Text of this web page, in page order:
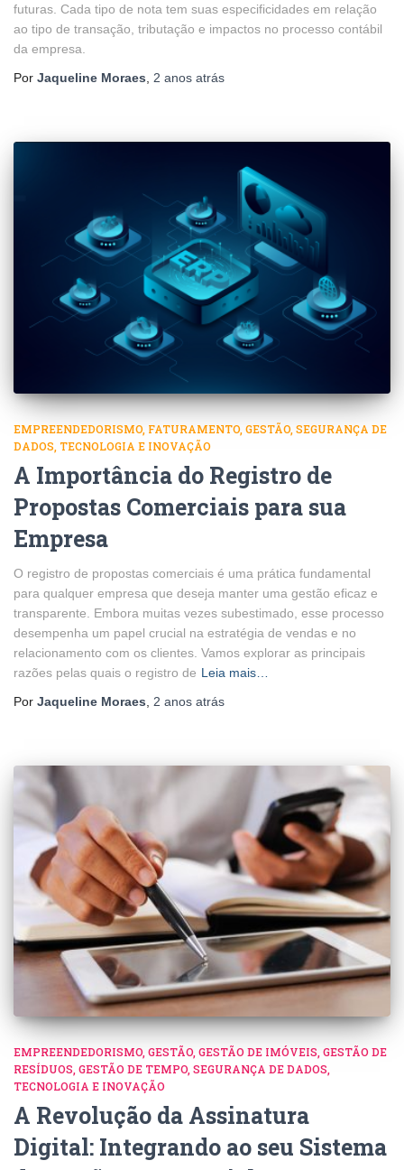
futuras. Cada tipo de nota tem suas especificidades em relação
ao tipo de transação, tributação e impactos no processo contábil
da empresa.
Por Jaqueline Moraes 2 anos atrás
EMPREENDEDORISMO FATURAMENTO GESTÃO SEGURANÇA DE
DADOS TECNOLOGIA E INOVAÇÃO
A Importância do Registro de
Propostas Comerciais para sua
Empresa
O registro de propostas comerciais é uma prática fundamental
para qualquer empresa que deseja manter uma gestão eficaz e
transparente. Embora muitas vezes subestimado, esse processo
desempenha um papel crucial na estratégia de vendas e no
relacionamento com os clientes. Vamos explorar as principais
razões pelas quais o registro de Leia mais…
Por Jaqueline Moraes 2 anos atrás
EMPREENDEDORISMO GESTÃO GESTÃO DE IMÓVEIS GESTÃO DE
RESÍDUOS GESTÃO DE TEMPO SEGURANÇA DE DADOS
TECNOLOGIA E INOVAÇÃO
A Revolução da Assinatura
Digital: Integrando ao seu Sistema